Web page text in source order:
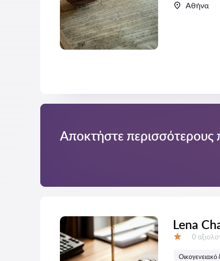
Αθήνα
Αποκτήστε περισσότερους
Lena
0
Οικογενειακό